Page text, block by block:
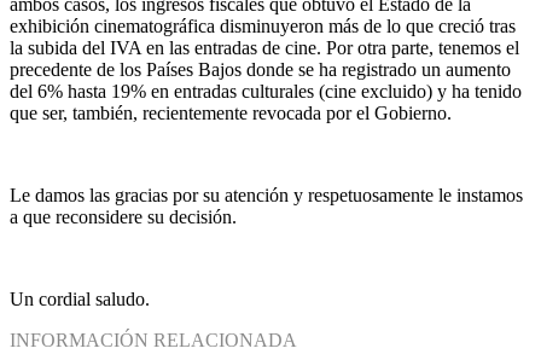
ambos casos, los ingresos fiscales que obtuvo el Estado de la
exhibición cinematográfica disminuyeron más de lo que creció tras
la subida del IVA en las entradas de cine. Por otra parte, tenemos el
precedente de los Países Bajos donde se ha registrado un aumento
del 6% hasta 19% en entradas culturales (cine excluido) y ha tenido
que ser, también, recientemente revocada por el Gobierno.
Le damos las gracias por su atención y respetuosamente le instamos
a que reconsidere su decisión.
Un cordial saludo.
INFORMACIÓN RELACIONADA